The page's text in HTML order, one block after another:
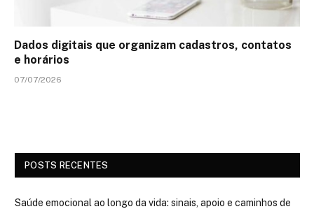
Dados digitais que organizam cadastros, contatos
e horários
07/07/2026
POSTS RECENTES
Saúde emocional ao longo da vida: sinais, apoio e caminhos de